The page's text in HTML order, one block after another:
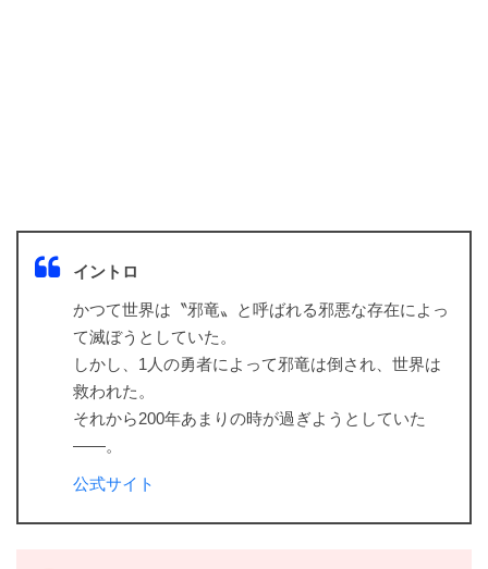
イントロ
かつて世界は〝邪竜〟と呼ばれる邪悪な存在によっ
て滅ぼうとしていた。
しかし、1人の勇者によって邪竜は倒され、世界は
救われた。
それから200年あまりの時が過ぎようとしていた
――。
公式サイト